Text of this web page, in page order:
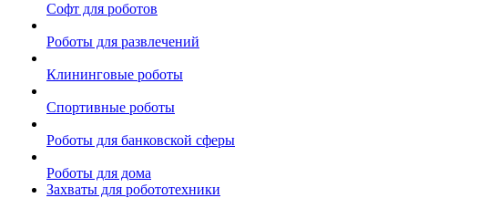
Софт для роботов
Роботы для развлечений
Клининговые роботы
Спортивные роботы
Роботы для банковской сферы
Роботы для дома
Захваты для робототехники